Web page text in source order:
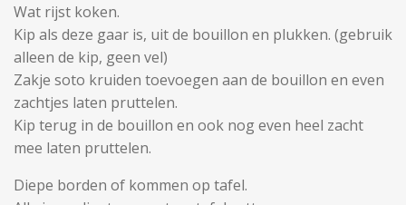
Wat rijst koken.
Kip als deze gaar is, uit de bouillon en plukken. (gebruik
alleen de kip, geen vel)
Zakje soto kruiden toevoegen aan de bouillon en even
zachtjes laten pruttelen.
Kip terug in de bouillon en ook nog even heel zacht
mee laten pruttelen.
Diepe borden of kommen op tafel.